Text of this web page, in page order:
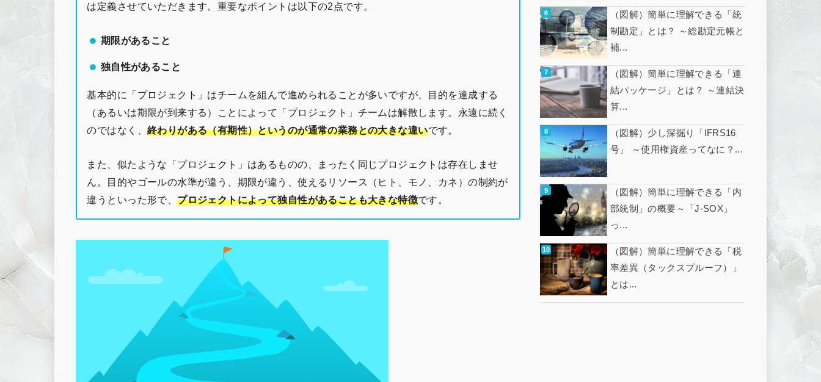
は定義させていただきます。重要なポイントは以下の2点です。
期限があること
独自性があること
基本的に「プロジェクト」はチームを組んで進められることが多いですが、目的を達成する
（あるいは期限が到来する）ことによって「プロジェクト」チームは解散します。永遠に続く
のではなく、 終わりがある（有期性）というのが通常の業務との大きな違いです。
また、似たような「プロジェクト」はあるものの、まったく同じプロジェクトは存在しませ
ん。目的やゴールの水準が違う、期限が違う、使えるリソース（ヒト、モノ、カネ）の制約が
違うといった形で、プロジェクトによって独自性があることも大きな特徴です。
（図解）簡単に理解できる「統
制勘定」とは？ ～総勘定元帳と
補...
（図解）簡単に理解できる「連
結パッケージ」とは？ ～連結決
算...
（図解）少し深掘り「IFRS16
号」 ～使用権資産ってなに？...
（図解）簡単に理解できる「内
部統制」の概要～「J-SOX」
っ...
（図解）簡単に理解できる「税
率差異（タックスプルーフ）」
とは...